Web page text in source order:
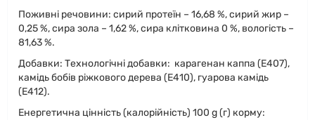
Поживні речовини: сирий протеїн – 16,68 %, сирий жир –
0,25 %, сира зола – 1,62 %, сира клітковина 0 %, вологість –
81,63 %.
Добавки: Технологічні добавки: карагенан каппа (E407),
камідь бобів ріжкового дерева (E410), гуарова камідь
(E412).
Енергетична цінність (калорійність) 100 g (г) корму: